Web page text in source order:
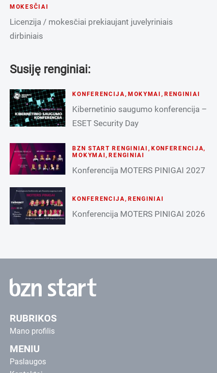
MOKESČIAI
Licenzija / mokesčiai prekiaujant juvelyriniais
dirbiniais
Susiję renginiai:
KONFERENCIJA , MOKYMAI , RENGINIAI
Kibernetinio saugumo konferencija –
ESET Security Day
BZN START RENGINIAI , KONFERENCIJA,
MOKYMAI ,RENGINIAI
Konferencija MOTERS PINIGAI 2027
KONFERENCIJA , RENGINIAI
Konferencija MOTERS PINIGAI 2026
RUBRIKOS
Mano profilis
MENIU
Paslaugos